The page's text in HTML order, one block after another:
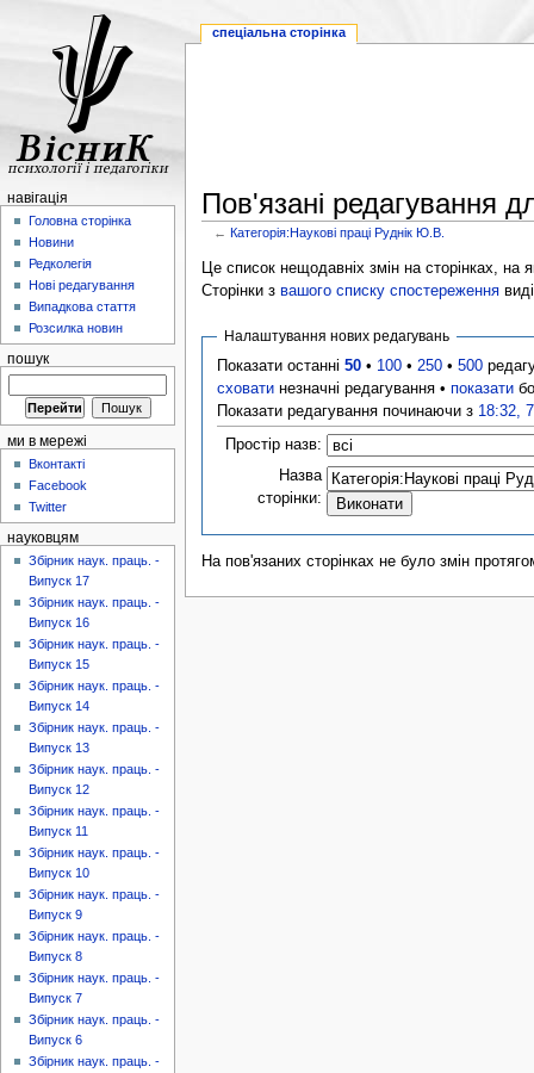
Пов'язані редагування
←Категорія:Наукові праці Руднік Ю.В.
Це список нещодавніх змін на сторінках, на
Сторінки з вашого списку спостереження
Налаштування нових редагувань
Показати останні50 • 100 • 250 •500
сховати незначні редагування •показати
Показати редагування починаючи з 18:32,
Простір назв:
Назва
сторінки:
На пов'язаних сторінках не було змін
спеціальна сторінка
навігація
Головна сторінка
Новини
Редколегія
Нові редагування
Випадкова стаття
Розсилка новин
пошук
ми в мережі
Вконтакті
Facebook
Twitter
науковцям
Збірник наук. праць. -
Випуск 17
Збірник наук. праць. -
Випуск 16
Збірник наук. праць. -
Випуск 15
Збірник наук. праць. -
Випуск 14
Збірник наук. праць. -
Випуск 13
Збірник наук. праць. -
Випуск 12
Збірник наук. праць. -
Випуск 11
Збірник наук. праць. -
Випуск 10
Збірник наук. праць. -
Випуск 9
Збірник наук. праць. -
Випуск 8
Збірник наук. праць. -
Випуск 7
Збірник наук. праць. -
Випуск 6
Збірник наук. праць. -